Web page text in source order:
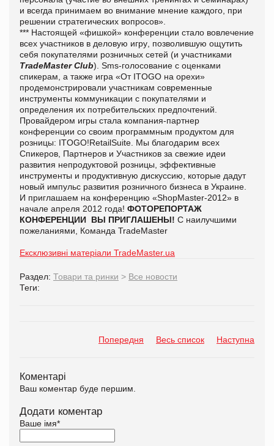
и всегда принимаем во внимание мнение каждого, при
решении стратегических вопросов».
*** Настоящей «фишкой» конференции стало вовлечение
всех участников в деловую игру , позволившую ощутить
себя покупателями розничных сетей (и участниками
TradeMaster Club). Sms-голосование с оценками
спикерам, а также игра «От ITOGO на орехи»
продемонстрировали участникам современные
инструменты коммуникации с покупателями и
определения их потребительских предпочтений.
Провайдером игры стала компания-партнер
конференции со своим программным продуктом для
розницы: ITOGO!RetailSuite . Мы благодарим всех
Спикеров, Партнеров и Участников за свежие идеи
развития непродуктовой розницы, эффективные
инструменты и продуктивную дискуссию, которые дадут
новый импульс развития розничного бизнеса в Украине.
И приглашаем на конференцию «ShopMaster-2012» в
начале апреля 2012 года! ФОТОРЕПОРТАЖ
КОНФЕРЕНЦИИ ВЫ ПРИГЛАШЕНЫ! С наилучшими
пожеланиями, Команда TradeMaster
Ексклюзивні матеріали TradeMaster.ua
Раздел: Товари та ринки > Все новости
Теги:
Попередня Весь список Наступна
Коментарі
Ваш коментар буде першим.
Додати коментар
Ваше імя*